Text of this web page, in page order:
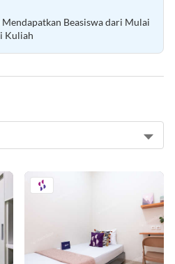
Mendapatkan Beasiswa dari Mulai
Kuliah